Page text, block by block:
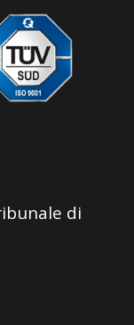
di